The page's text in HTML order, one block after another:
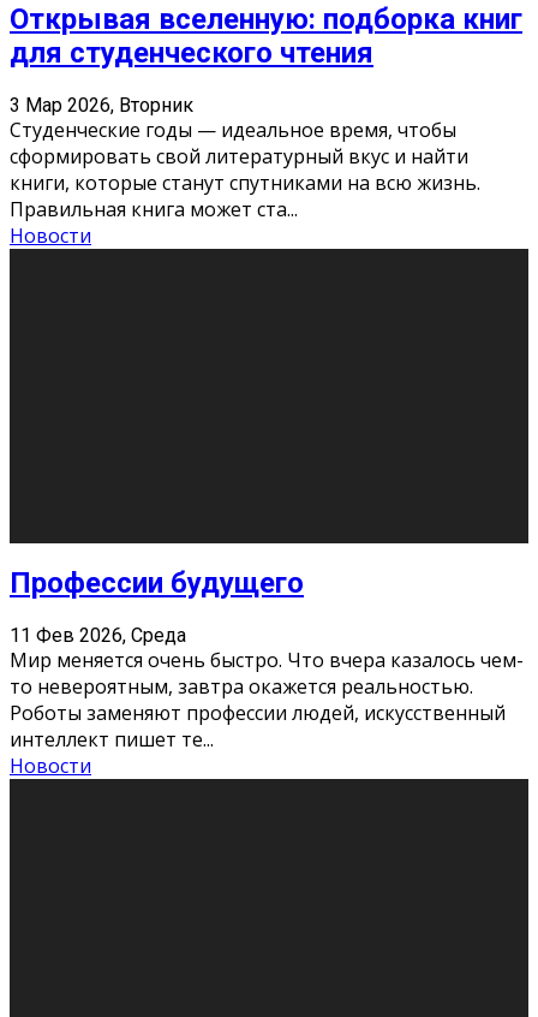
Открывая вселенную: подборка книг
для студенческого чтения
3 Мар 2026, Вторник
Студенческие годы — идеальное время, чтобы
сформировать свой литературный вкус и найти
книги, которые станут спутниками на всю жизнь.
Правильная книга может ста...
Новости
Как бороться со стрессом
11 Фев 2026, Среда
Стресс – нормальная реакция организма, когда
факторов, воздействующих на твой организм
больше, чем ресурсов. Есть советы, как бороться со
стрессовым состояни
Новости